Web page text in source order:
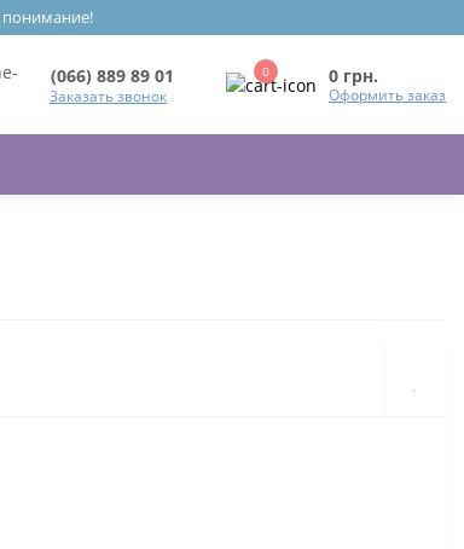
понимание!
(066) 889 89 01
Заказать звонок
0 0 грн.
Оформить заказ